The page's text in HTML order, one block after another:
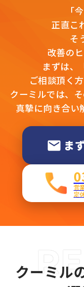
「
正直こ
そ
改善の
まずは、
ご相談頂く
クーミルでは、
真摯に向き合い
ま
営
定
クーミル